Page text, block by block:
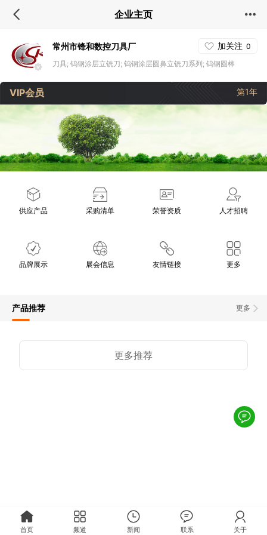
企业主页
常州市锋和数控刀具厂 加关注 0
刀具; 钨钢涂层立铣刀; 钨钢涂层圆鼻立铣刀系列; 钨钢圆棒
VIP会员 第1年
供应产品 采购清单 荣誉资质 人才招聘
品牌展示 展会信息 友情链接 更多
更多
产品推荐
更多推荐
首页 频道 新闻 联系 关于